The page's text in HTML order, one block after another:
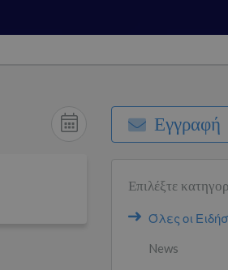
Εγγραφή
Επιλέξτε
Όλες οι
News